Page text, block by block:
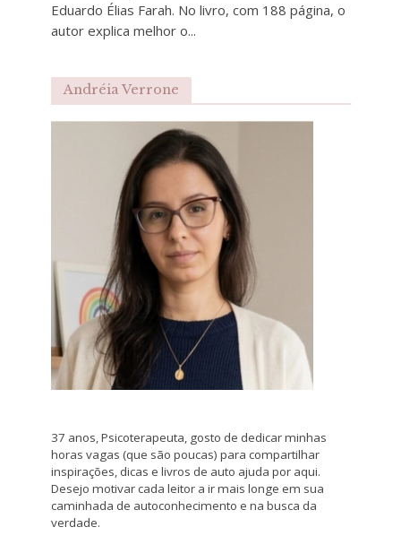
Eduardo Élias Farah. No livro, com 188 página, o
autor explica melhor o...
Andréia Verrone
37 anos, Psicoterapeuta, gosto de dedicar minhas
horas vagas (que são poucas) para compartilhar
inspirações, dicas e livros de auto ajuda por aqui.
Desejo motivar cada leitor a ir mais longe em sua
caminhada de autoconhecimento e na busca da
verdade.